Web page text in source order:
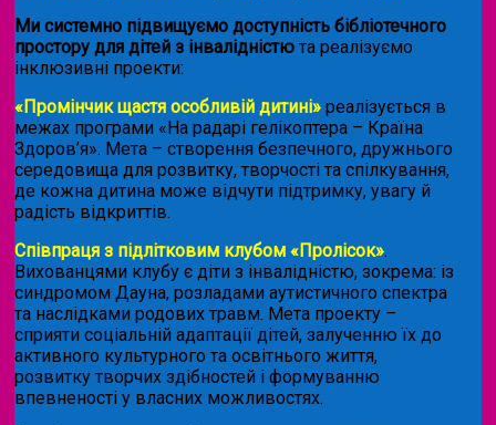
Ми системно підвищуємо доступність бібліотечного
простору для дітей з інвалідністю та реалізуємо
інклюзивні проекти:
«Промінчик щастя особливій дитині» реалізується в
межах програми «На радарі гелікоптера – Країна
Здоров’я». Мета – створення безпечного, дружнього
середовища для розвитку, творчості та спілкування,
де кожна дитина може відчути підтримку, увагу й
радість відкриттів.
Співпраця з підлітковим клубом «Пролісок».
Вихованцями клубу є діти з інвалідністю, зокрема: із
синдромом Дауна, розладами аутистичного спектра
та наслідками родових травм. Мета проекту –
сприяти соціальній адаптації дітей, залученню їх до
активного культурного та освітнього життя,
розвитку творчих здібностей і формуванню
впевненості у власних можливостях.